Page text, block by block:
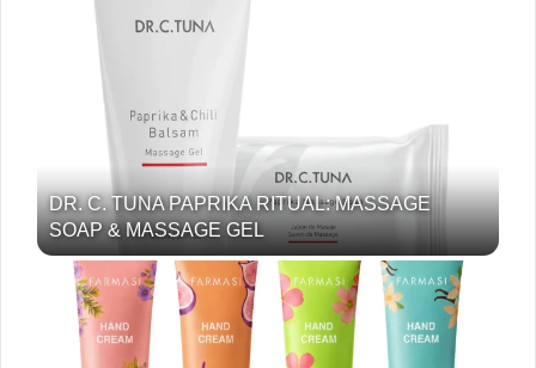
DR. C. TUNA PAPRIKA RITUAL: MASSAGE
SOAP & MASSAGE GEL